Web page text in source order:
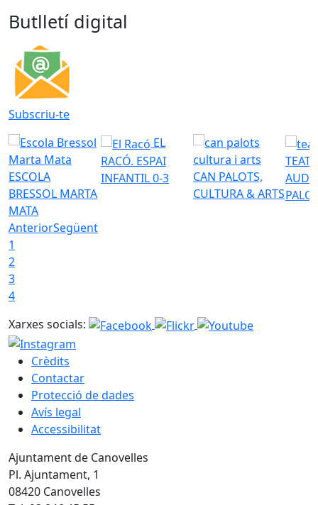
Butlletí digital
Subscriu-te
ESCOLA
BRESSOL MARTA
MATA
EL
RACÓ. ESPAI
INFANTIL 0-3
CAN PALOTS,
CULTURA & ARTS
AnteriorSegüent
1
2
3
4
Xarxes socials:
Crèdits
Contactar
Protecció de dades
Avís legal
Accessibilitat
Ajuntament de Canovelles
Pl. Ajuntament, 1
08420 Canovelles